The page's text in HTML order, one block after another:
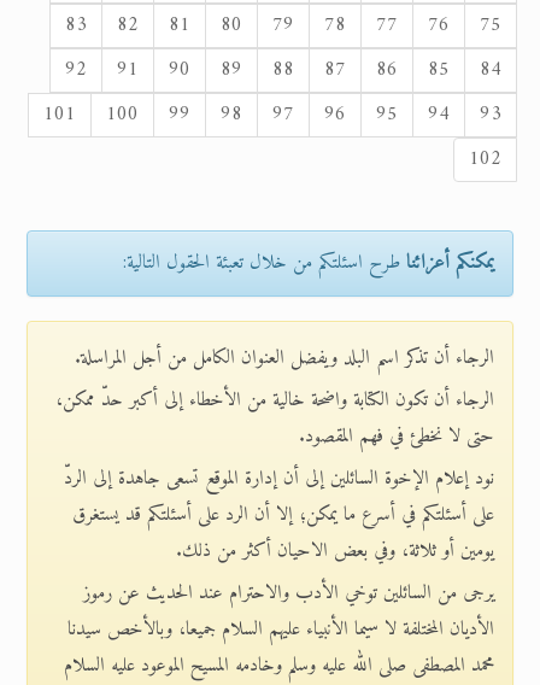
75
76
77
78
79
80
81
82
83
84
85
86
87
88
89
90
91
92
93
94
95
96
97
98
99
100
101
102